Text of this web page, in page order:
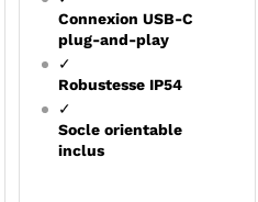
Connexion USB-C
plug-and-play
✓
Robustesse IP54
✓
Socle orientable
inclus